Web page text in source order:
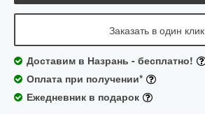
Заказать в один клик
Доставим в Назрань - бесплатно!
Оплата при получении*
Ежедневник в подарок